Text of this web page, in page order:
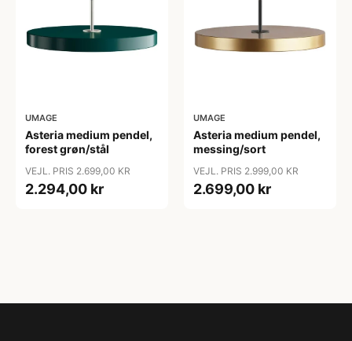
UMAGE
Asteria medium pendel,
forest grøn/stål
VEJL. PRIS 2.699,00 KR
2.294,00 kr
UMAGE
Asteria medium pendel,
messing/sort
VEJL. PRIS 2.999,00 KR
2.699,00 kr